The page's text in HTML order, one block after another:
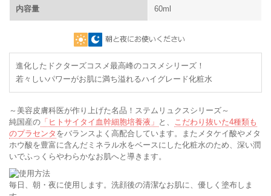
内容量 60ml
進化したドクターズコスメ最高峰のコスメシリーズ！
若々しいパワーがお肌に満ち溢れるハイグレード化粧水
～美容皮膚科医が作り上げた名品！ステムリュクスシリーズ～
純国産の 「ヒトサイタイ血幹細胞培養液」 と、
こだわり抜いた4種類も
のプラセンタ をバランスよく高配合しています。またメタケイ酸やメタ
ホウ酸を豊富に含んだミネラル水をベースにした化粧水のため、深い潤
いでふっくらやわらかなお肌へと導きます。
毎日、朝・夜に使用します。洗顔後の清潔なお肌に、優しく塗布しま